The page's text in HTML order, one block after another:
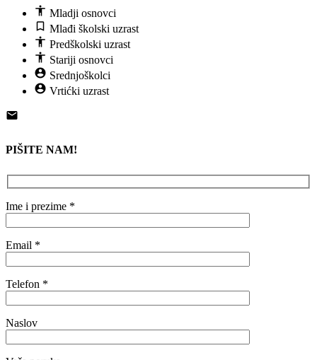
Mladji osnovci
Mlađi školski uzrast
Predškolski uzrast
Stariji osnovci
Srednjoškolci
Vrtićki uzrast
PIŠITE NAM!
Ime i prezime *
Email *
Telefon *
Naslov